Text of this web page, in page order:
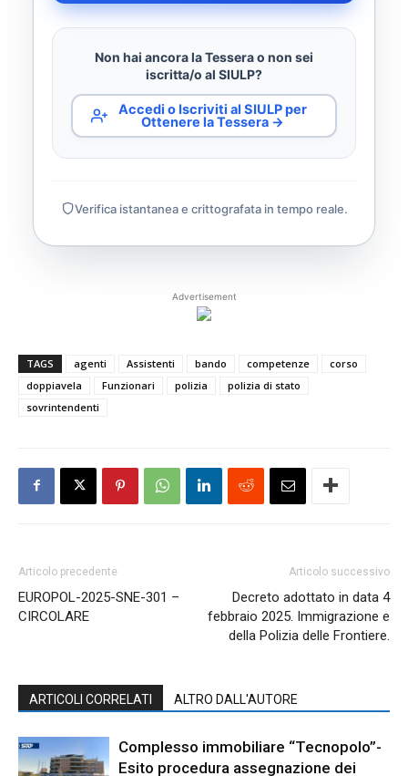
Non hai ancora la Tessera o non sei
iscritta/o al SIULP?
Accedi o Iscriviti al SIULP per
Ottenere la Tessera →
Verifica istantanea e crittografata in tempo reale.
Advertisement
TAGS agenti Assistenti bando competenze
corso
doppiavela
Funzionari polizia
polizia di stato
sovrintendenti
Articolo precedente
EUROPOL-2025-SNE-301 –
CIRCOLARE
Articolo successivo
Decreto adottato in data 4
febbraio 2025. Immigrazione e
della Polizia delle Frontiere.
ARTICOLI CORRELATI ALTRO DALL'AUTORE
Complesso immobiliare “Tecnopolo”-
Esito procedura assegnazione dei